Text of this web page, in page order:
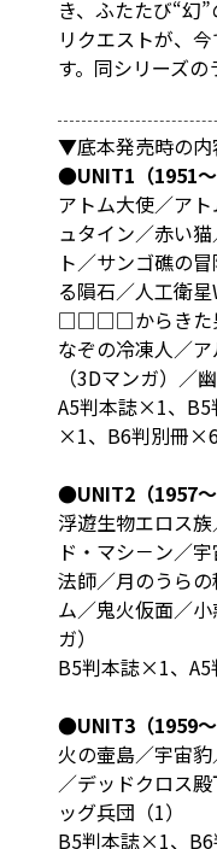
き、ふたたび“幻
リクエストが、
す。同シリーズの
▼底本発売時の内
●UNIT1（1951～
アトム大使／ア
ュタイン／赤い
ト／サンゴ礁の
る隕石／人工衛
□□□□からきた
なぞの冷凍人／
（3Dマンガ）／
A5判本誌×1、
×1、B6判別冊
●UNIT2（1957～
浮遊生物エロス
ド・マシ－ン／
法師／月のうら
ム／鬼火仮面／
ガ）
B5判本誌×1、
●UNIT3（1959～
火の壷島／宇宙
／デッドクロス
ッグ兵団（1）
B5判本誌×1、